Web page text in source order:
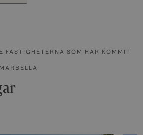
FASTIGHETERNA SOM HAR KOMMIT